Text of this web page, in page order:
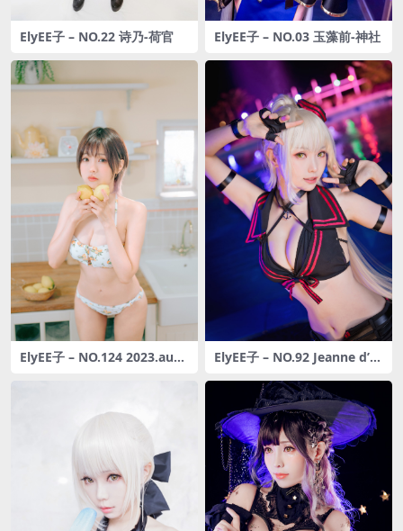
ElyEE子 – NO.22 诗乃-荷官 ElyEE子 – NO.03 玉藻前-神社
ElyEE子 – NO.124 2023.aug
ElyEE子 – NO.92 Jeanne d’Ar